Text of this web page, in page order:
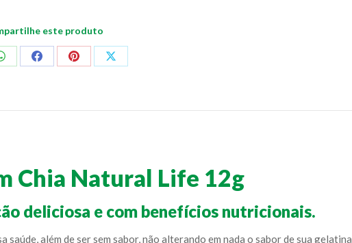
este produto
CompartilharCompartilharCompartilhar
Chia Natural Life 12g
deliciosa e com benefícios nutricionais.
além de ser sem sabor, não alterando em nada o sabor de sua